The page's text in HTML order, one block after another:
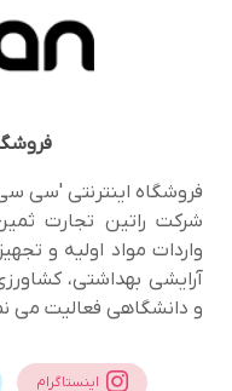
فروشگاه اینترنتی 'سی
شرکت راتین تجارت
واردات مواد اولیه و
آرایشی بهداشتی،
و دانشگاهی فعالیت می
اینستاگرام